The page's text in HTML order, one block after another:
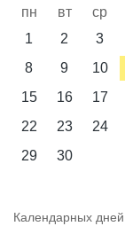
пн вт ср
1
2 3
8
9 10
15
16 17
22
23 24
29
30
Календарных дней